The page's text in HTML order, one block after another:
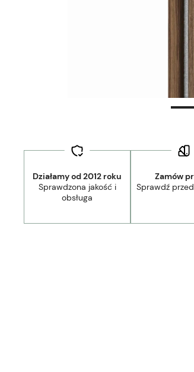
Działamy od 2012 roku
Sprawdzona jakość i
obsługa
Zamów
Sprawdź